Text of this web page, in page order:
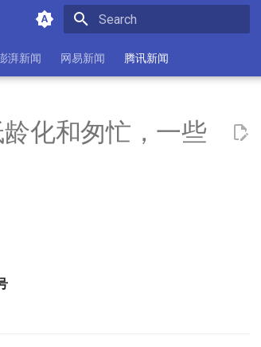
湃新闻 网易新闻 腾讯新闻
化和匆忙，一些